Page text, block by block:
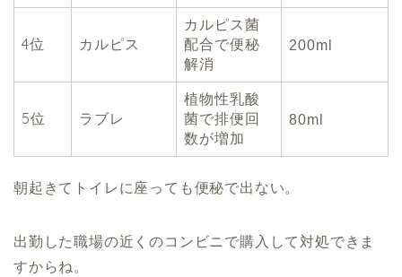
4位 カルピス
カルピス菌
配合で便秘
解消
200ml
5位 ラブレ
植物性乳酸
菌で排便回
数が増加
80ml
朝起きてトイレに座っても便秘で出ない。
出勤した職場の近くのコンビニで購入して対処できま
すからね。